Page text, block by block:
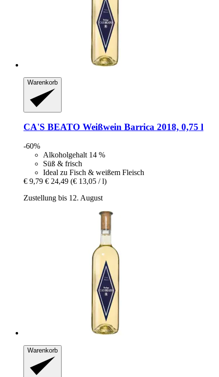
Warenkorb
CA'S BEATO Weißwein Barrica 2018, 0,75 l
-60%
Alkoholgehalt 14 %
Süß & frisch
Ideal zu Fisch & weißem Fleisch
€ 9,79 € 24,49 (€ 13,05 / l)
Zustellung bis 12. August
Warenkorb